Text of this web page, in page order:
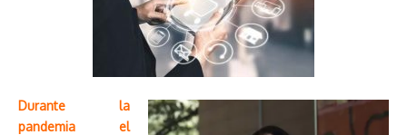
Durante la
pandemia el